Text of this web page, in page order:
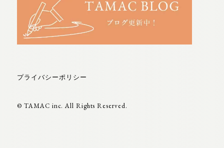
プライバシーポリシー
© TAMAC inc. All Rights Reserved.